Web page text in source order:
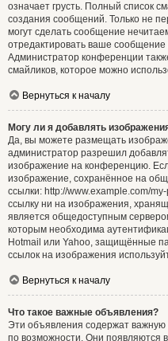
означает грусть. Полный список
создания сообщений. Только не
могут сделать сообщение
отредактировать ваше
Администратор конференции
смайликов, которое можно
Вернуться к началу
Могу ли я добавлять
Да, вы можете размещать
администратор разрешил
изображение на конференцию.
изображение, сохранённое на
ссылки: http://www.example.com/
ссылку ни на изображения,
является общедоступным
которым необходима
Hotmail или Yahoo, защищённые
ссылок на изображения
Вернуться к началу
Что такое важные объявления?
Эти объявления содержат
по возможности. Они появляются